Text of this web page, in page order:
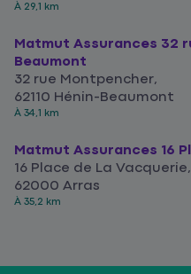
À 29,1 km
Matmut Assurances 32
Beaumont
32 rue Montpencher,
62110 Hénin-Beaumont
À 34,1 km
Matmut Assurances 16
16 Place de La Vacquerie,
62000 Arras
À 35,2 km